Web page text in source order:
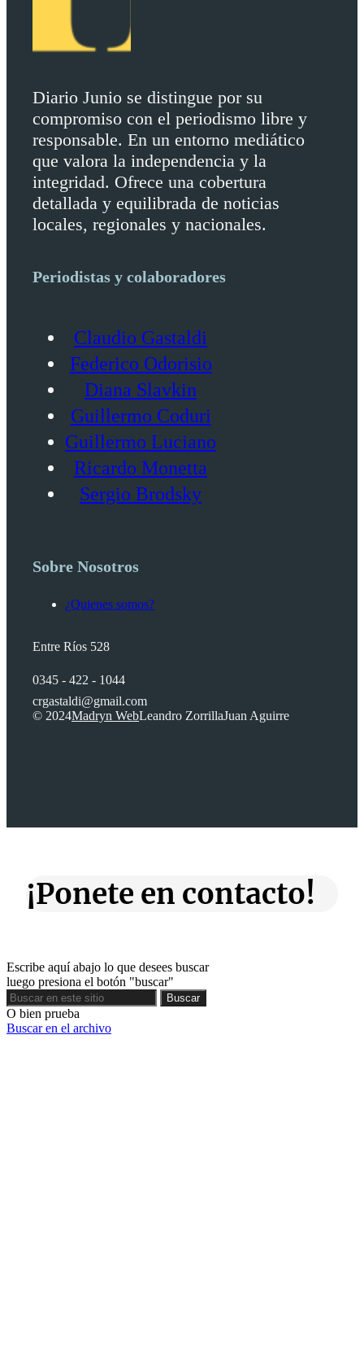
Diario Junio se distingue por su
compromiso con el periodismo libre y
responsable. En un entorno mediático
que valora la independencia y la
integridad. Ofrece una cobertura
detallada y equilibrada de noticias
locales, regionales y nacionales.
Periodistas y colaboradores
Claudio Gastaldi
Federico Odorisio
Diana Slavkin
Guillermo Coduri
Guillermo Luciano
Ricardo Monetta
Sergio Brodsky
Sobre Nosotros
¿Quienes somos?
Entre Ríos 528
0345 - 422 - 1044
crgastaldi@gmail.com
© 2024Madryn WebLeandro ZorrillaJuan Aguirre
¡Ponete en contacto!
Escribe aquí abajo lo que desees buscar
luego presiona el botón "buscar"
Buscar
Buscar
O bien prueba
Buscar en el archivo